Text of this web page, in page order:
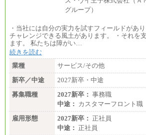
・当社には自分の実力を試すフィールドがあ
チャレンジできる風土があります。 ・それを
ます。 私たちは障がい…
続きを読む
業種
サービス/その他
新卒／中途
2027新卒・中途
募集職種
2027新卒： 事務職
中途：
カスタマーフロント職
雇用形態
2027新卒： 正社員
中途： 正社員